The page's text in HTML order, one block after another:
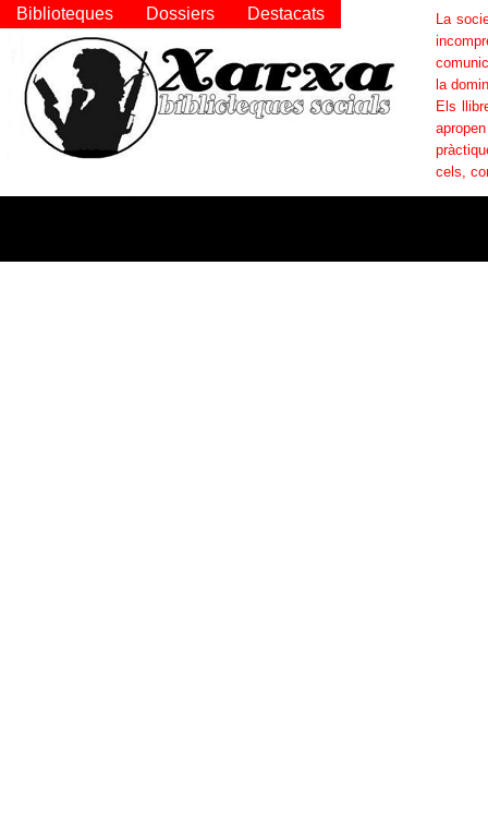
La
la
Els
cels,
Biblioteques Dossiers Destacats